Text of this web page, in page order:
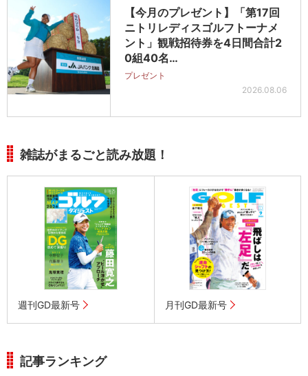
【今月のプレゼント】「第17回
ニトリレディスゴルフトーナメ
ント」観戦招待券を4日間合計2
0組40名…
プレゼント
2026.08.06
雑誌がまるごと読み放題！
週刊GD最新号 月刊GD最新号
記事ランキング